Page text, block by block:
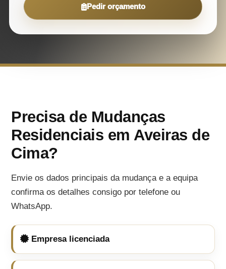
Pedir orçamento
Precisa de Mudanças
Residenciais em Aveiras de
Cima?
Envie os dados principais da mudança e a equipa
confirma os detalhes consigo por telefone ou
WhatsApp.
Empresa licenciada